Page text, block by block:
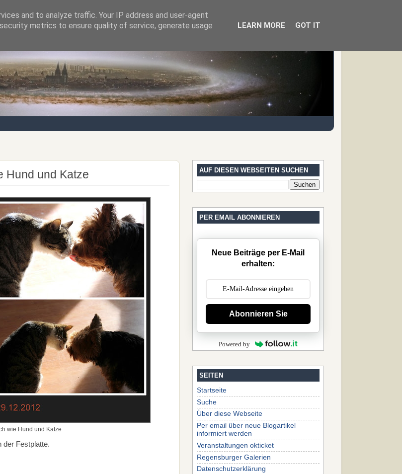
der nördlichsten Stadt Italiens
Hund und Katze
wie Hund und Katze
der Festplatte.
AUF DIESEN WEBSEITEN SUCHEN
PER EMAIL ABONNIEREN
Neue Beiträge per E-Mail
erhalten:
Abonnieren Sie
Powered by
SEITEN
Startseite
Suche
Über diese Webseite
Per email über neue Blogartikel
informiert werden
Veranstaltungen okticket
Regensburger Galerien
Datenschutzerklärung
and to analyze traffic. Your IP address and user-agent
metrics to ensure quality of service, generate usage
LEARN MORE GOT IT